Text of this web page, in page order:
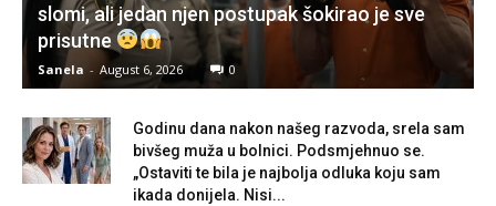
slomi, ali jedan njen postupak šokirao je sve
prisutne
Sanela - August 6, 2026 0
Godinu dana nakon našeg razvoda, srela sam
bivšeg muža u bolnici. Podsmjehnuo se.
„Ostaviti te bila je najbolja odluka koju sam
ikada donijela. Nisi...